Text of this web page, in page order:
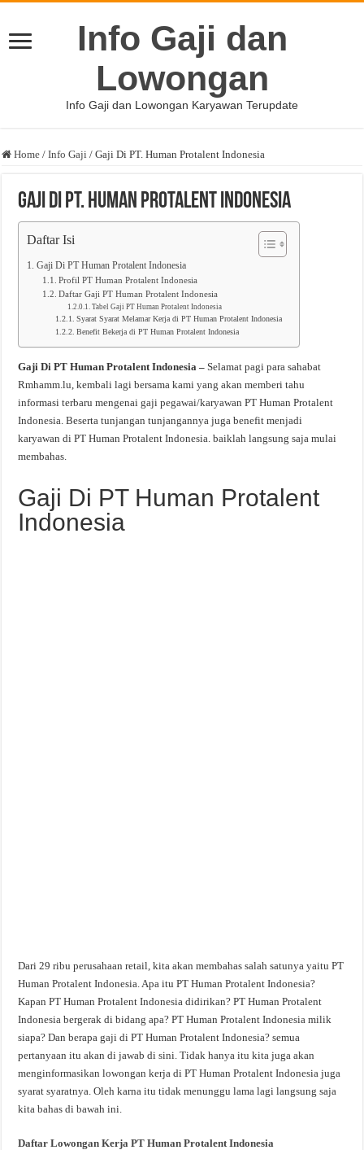
Info Gaji dan
Lowongan
Info Gaji dan Lowongan Karyawan Terupdate
Home / Info Gaji / Gaji Di PT. Human Protalent Indonesia
Gaji Di PT. Human Protalent Indonesia
Daftar Isi
Gaji Di PT Human Protalent Indonesia
Profil PT Human Protalent Indonesia
Daftar Gaji PT Human Protalent Indonesia
Tabel Gaji PT Human Protalent Indonesia
Syarat Syarat Melamar Kerja di PT Human Protalent Indonesia
Benefit Bekerja di PT Human Protalent Indonesia
Gaji Di PT Human Protalent Indonesia –Selamat pagi para sahabat
Rmhamm.lu, kembali lagi bersama kami yang akan memberi tahu
informasi terbaru mengenai gaji pegawai/karyawan PT Human Protalent
Indonesia. Beserta tunjangan tunjangannya juga benefit menjadi
karyawan di PT Human Protalent Indonesia. baiklah langsung saja mulai
membahas.
Gaji Di PT Human Protalent
Indonesia
Dari 29 ribu perusahaan retail, kita akan membahas salah satunya yaitu PT
Human Protalent Indonesia. Apa itu PT Human Protalent Indonesia?
Kapan PT Human Protalent Indonesia didirikan? PT Human Protalent
Indonesia bergerak di bidang apa? PT Human Protalent Indonesia milik
siapa? Dan berapa gaji di PT Human Protalent Indonesia? semua
pertanyaan itu akan di jawab di sini. Tidak hanya itu kita juga akan
menginformasikan lowongan kerja di PT Human Protalent Indonesia juga
syarat syaratnya. Oleh karna itu tidak menunggu lama lagi langsung saja
kita bahas di bawah ini.
Daftar Lowongan Kerja PT Human Protalent Indonesia